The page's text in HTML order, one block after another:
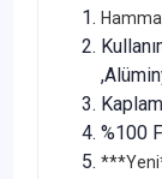
%100